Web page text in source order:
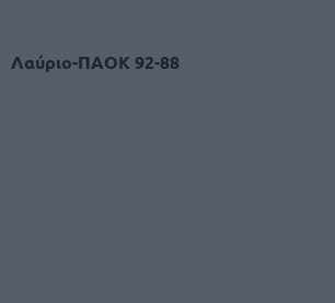
Λαύριο-ΠΑΟΚ 92-88